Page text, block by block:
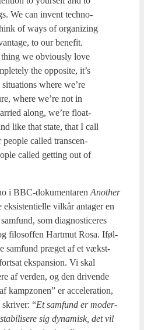
We can invent tech­no­
of ways of orga­nizing
to our bene­fit.
we obvious­ly love
the oppo­si­te, it’s
where we’re
where we’re not in
along, we’re flo­at­
like that sta­te, that I call
peo­ple cal­led trans­cen­
cal­led get­ting out of
i BBC-doku­men­ta­ren Ano­t­her
eksi­sten­ti­el­le vil­kår anta­ger en
som diag­no­sti­ce­res
filo­sof­fen Hart­mut Rosa. Iføl­
sam­fund præ­get af et vækst-
eks­pan­sion. Vi skal
af ver­den, og den dri­ven­de
kampzo­nen” er acce­le­ra­tion,
“Et sam­fund er moder­
sig dyna­misk, det vil